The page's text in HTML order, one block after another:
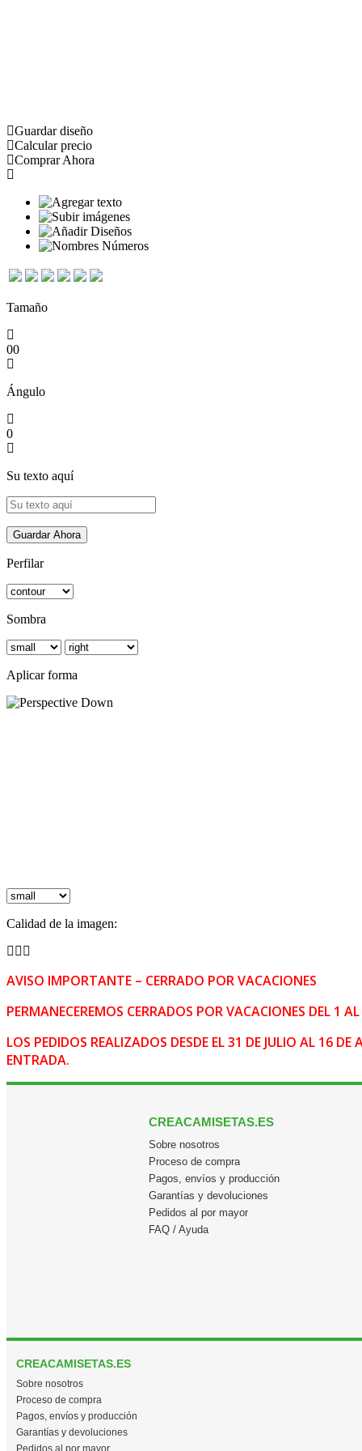
Guardar diseño
Calcular precio
Comprar Ahora
Tamaño
00
Ángulo
0
Su texto aquí
Guardar Ahora
Perfilar
Sombra
Aplicar forma
Calidad de la imagen:
AVISO IMPORTANTE – CERRADO POR VACACIONES
PERMANECEREMOS CERRADOS POR VACACIONES DEL 1
LOS PEDIDOS REALIZADOS DESDE EL 31 DE JULIO AL 16
ENTRADA.
CREACAMISETAS.ES
Sobre nosotros
Proceso de compra
Pagos, envíos y producción
Garantías y devoluciones
Pedidos al por mayor
FAQ / Ayuda
CREACAMISETAS.ES
Sobre nosotros
Proceso de compra
Pagos, envíos y producción
Garantías y devoluciones